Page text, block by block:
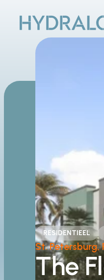
RESIDENTIEEL
St. Petersburg,
The